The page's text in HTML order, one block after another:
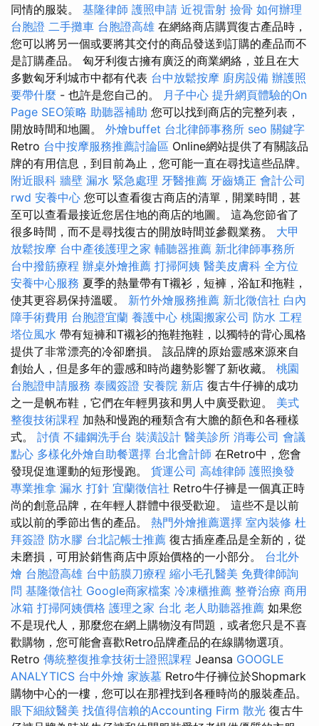
同情的服裝。 基隆律師 護照申請 近視雷射 撿骨 如何辦理
台胞證 二手攤車 台胞證高雄 在網絡商店購買復古產品時，
您可以將另一個或要將其交付的商品發送到訂購的產品而不
是訂購產品。 匈牙利復古擁有廣泛的商業網絡，並且在大
多數匈牙利城市中都有代表 台中放鬆按摩 廚房設備 辦護照
要帶什麼 - 也許是您自己的。 月子中心 提升網頁體驗的On
Page SEO策略 助聽器補助 您可以找到商店的完整列表，
開放時間和地圖。 外燴buffet 台北律師事務所 seo 關鍵字
Retro 台中按摩服務推薦討論區 Online網站提供了有關該品
牌的有用信息，到目前為止，您可能一直在尋找這些品牌。
附近眼科 牆壁 漏水 緊急處理 牙醫推薦 牙齒矯正 會計公司
rwd 安養中心 您可以查看復古商店的清單，開業時間，甚
至可以查看最接近您居住地的商店的地圖。 這為您節省了
很多時間，而不是尋找復古的開放時間並參觀業務。 大甲
放鬆按摩 台中產後護理之家 輔聽器推薦 新北律師事務所
台中撥筋療程 辦桌外燴推薦 打掃阿姨 醫美皮膚科 全方位
安養中心服務 夏季的熱量帶有T襯衫，短褲，浴缸和拖鞋，
使其更容易保持溫暖。 新竹外燴服務推薦 新北徵信社 白內
障手術費用 台胞證宜蘭 養護中心 桃園搬家公司 防水 工程
塔位風水 帶有短褲和T襯衫的拖鞋拖鞋，以獨特的背心風格
提供了非常漂亮的冷卻磨損。 該品牌的原始靈感來源來自
創始人，但是多年的靈感和時尚趨勢影響了新收藏。 桃園
台胞證申請服務 泰國簽證 安養院 新店 復古牛仔褲的成功
之一是帆布鞋，它們在年輕男孩和男人中廣受歡迎。 美式
整復技術課程 加熱和慢跑的種類含有大膽的顏色和各種樣
式。 討債 不鏽鋼洗手台 裝潢設計 醫美診所 消毒公司 會議
點心 多樣化外燴自助餐選擇 台北會計師 在Retro中，您會
發現促進運動的短形慢跑。 貨運公司 高雄律師 護照換發
專業推拿 漏水 打針 宜蘭徵信社 Retro牛仔褲是一個真正時
尚的創意品牌，在年輕人群體中很受歡迎。 這些不是以前
或以前的季節出售的產品。 熱門外燴推薦選擇 室內裝修 杜
拜簽證 防水膠 台北記帳士推薦 復古插座產品是全新的，從
未磨損，可用於銷售商店中原始價格的一小部分。 台北外
燴 台胞證高雄 台中筋膜刀療程 縮小毛孔醫美 免費律師詢
問 基隆徵信社 Google商家檔案 冷凍櫃推薦 整脊治療 商用
冰箱 打掃阿姨價格 護理之家 台北 老人助聽器推薦 如果您
不是現代人，那麼您在網上購物沒有問題，或者您只是不喜
歡購物，您可能會喜歡Retro品牌產品的在線購物選項。
Retro 傳統整復推拿技術士證照課程 Jeansa GOOGLE
ANALYTICS 台中外燴 家族墓 Retro牛仔褲位於Shopmark
購物中心的一樓，您可以在那裡找到各種時尚的服裝產品。
眼下細紋醫美 找值得信賴的Accounting Firm 散光 復古牛